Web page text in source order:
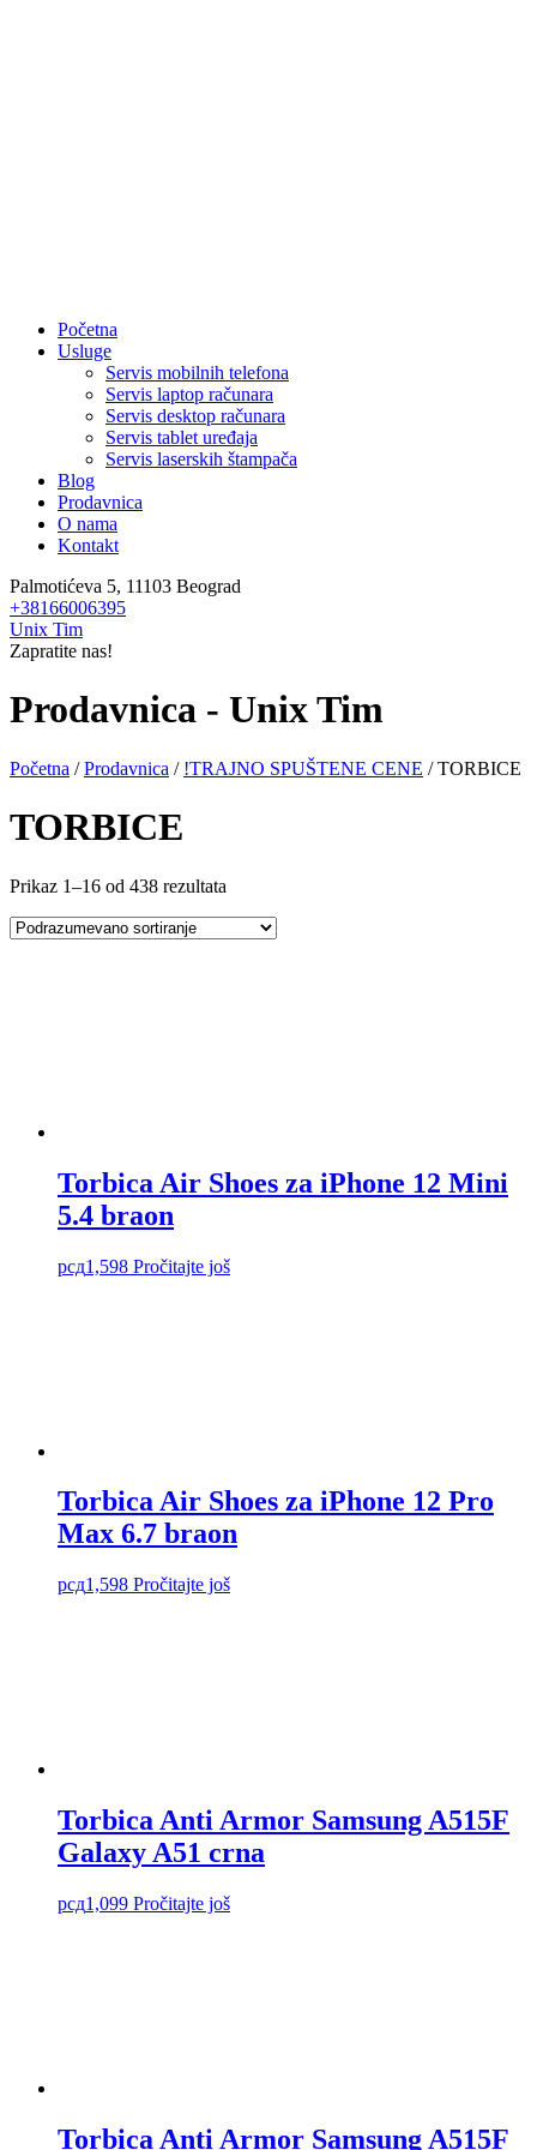
Početna
Usluge
Servis mobilnih telefona
Servis laptop računara
Servis desktop računara
Servis tablet uređaja
Servis laserskih štampača
Blog
Prodavnica
O nama
Kontakt
Palmotićeva 5, 11103 Beograd
+38166006395
Unix Tim
Zapratite nas!
Prodavnica - Unix Tim
Početna /Prodavnica / !TRAJNO SPUŠTENE CENE / TORBICE
TORBICE
Prikaz 1–16 od 438 rezultata
Torbica Air Shoes za iPhone 12 Mini
5.4 braon
рсд1,598 Pročitajte još
Torbica Air Shoes za iPhone 12 Pro
Max 6.7 braon
рсд1,598 Pročitajte još
Torbica Anti Armor Samsung A515F
Galaxy A51 crna
рсд1,099 Pročitajte još
Torbica Anti Armor Samsung A515F